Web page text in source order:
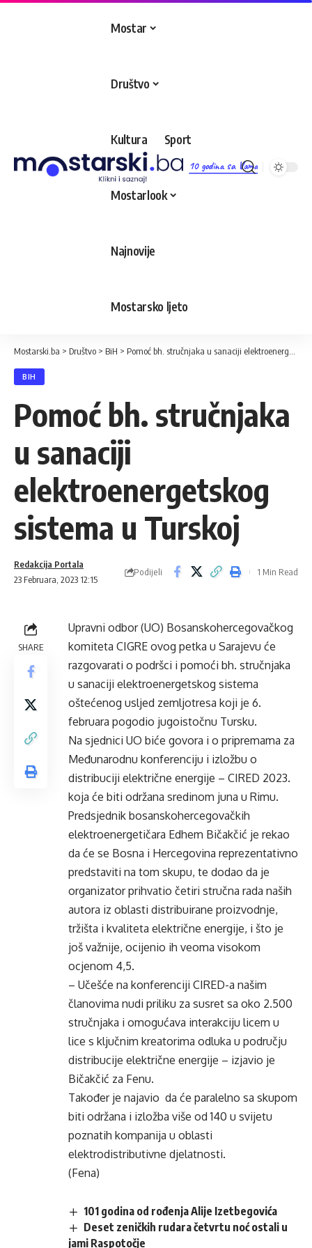
10 godina sa Vama
Mostar
Društvo
Kultura Sport
Mostarlook
Najnovije
Mostarsko ljeto
Mostarski.ba > Društvo > BiH > Pomoć bh. stručnjaka u sanaciji elektroenergetskog sistema u Turskoj
BIH
Pomoć bh. stručnjaka
u sanaciji
elektroenergetskog
sistema u Turskoj
23 Februara, 2023 12:15
Redakcija Portala
Podijeli 1 Min Read
SHARE
Upravni odbor (UO) Bosanskohercegovačkog
komiteta CIGRE ovog petka u Sarajevu će
razgovarati o podršci i pomoći bh. stručnjaka
u sanaciji elektroenergetskog sistema
oštećenog usljed zemljotresa koji je 6.
februara pogodio jugoistočnu Tursku.
Na sjednici UO biće govora i o pripremama za
Međunarodnu konferenciju i izložbu o
distribuciji električne energije – CIRED 2023.
koja će biti održana sredinom juna u Rimu.
Predsjednik bosanskohercegovačkih
elektroenergetičara Edhem Bičakčić je rekao
da će se Bosna i Hercegovina reprezentativno
predstaviti na tom skupu, te dodao da je
organizator prihvatio četiri stručna rada naših
autora iz oblasti distribuirane proizvodnje,
tržišta i kvaliteta električne energije, i što je
još važnije, ocijenio ih veoma visokom
ocjenom 4,5.
– Učešće na konferenciji CIRED-a našim
članovima nudi priliku za susret sa oko 2.500
stručnjaka i omogućava interakciju licem u
lice s ključnim kreatorima odluka u području
distribucije električne energije – izjavio je
Bičakčić za Fenu.
Također je najavio da će paralelno sa skupom
biti održana i izložba više od 140 u svijetu
poznatih kompanija u oblasti
elektrodistributivne djelatnosti.
(Fena)
101 godina od rođenja Alije Izetbegovića
Deset zeničkih rudara četvrtu noć ostali u
jami Raspotočje